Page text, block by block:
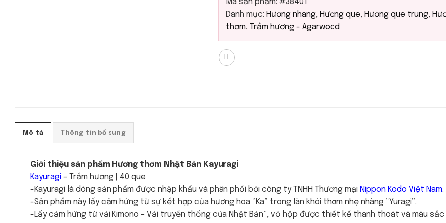
Mã sản phẩm: #38401
Danh mục: Hương nhang, Hương que, Hương que trung,
thơm, Trầm hương - Agarwood
Mô tả Thông tin bổ sung
Giới thiệu sản phẩm Hương thơm Nhật Bản Kayuragi
Kayuragi – Trầm hương | 40 que
-Kayuragi là dòng sản phẩm được nhập khẩu và phân phối bởi công ty TNHH Thương mại Nippon Kodo Việt Nam.
-Sản phẩm này lấy cảm hứng từ sự kết hợp của hương hoa “Ka” trong làn khói thơm nhẹ nhàng “Yuragi”.
-Lấy cảm hứng từ vải Kimono – Vải truyền thống của Nhật Bản”, vỏ hộp được thiết kế thanh thoát và màu sắc